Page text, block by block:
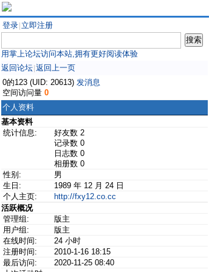
登录 立即注册
用掌上论坛访问本站,拥有更好阅读体验
返回论坛 返回上一页
0的123 (UID: 20613) 发消息
空间访问量 0
个人资料
基本资料
统计信息:
好友数 2
记录数 0
日志数 0
相册数 0
性别:
男
生日:
1989 年 12 月 24 日
个人主页:
http://fxy12.co.cc
活跃概况
管理组:
版主
用户组:
版主
在线时间:
24 小时
注册时间:
2010-1-16 18:15
最后访问:
2020-11-25 08:40